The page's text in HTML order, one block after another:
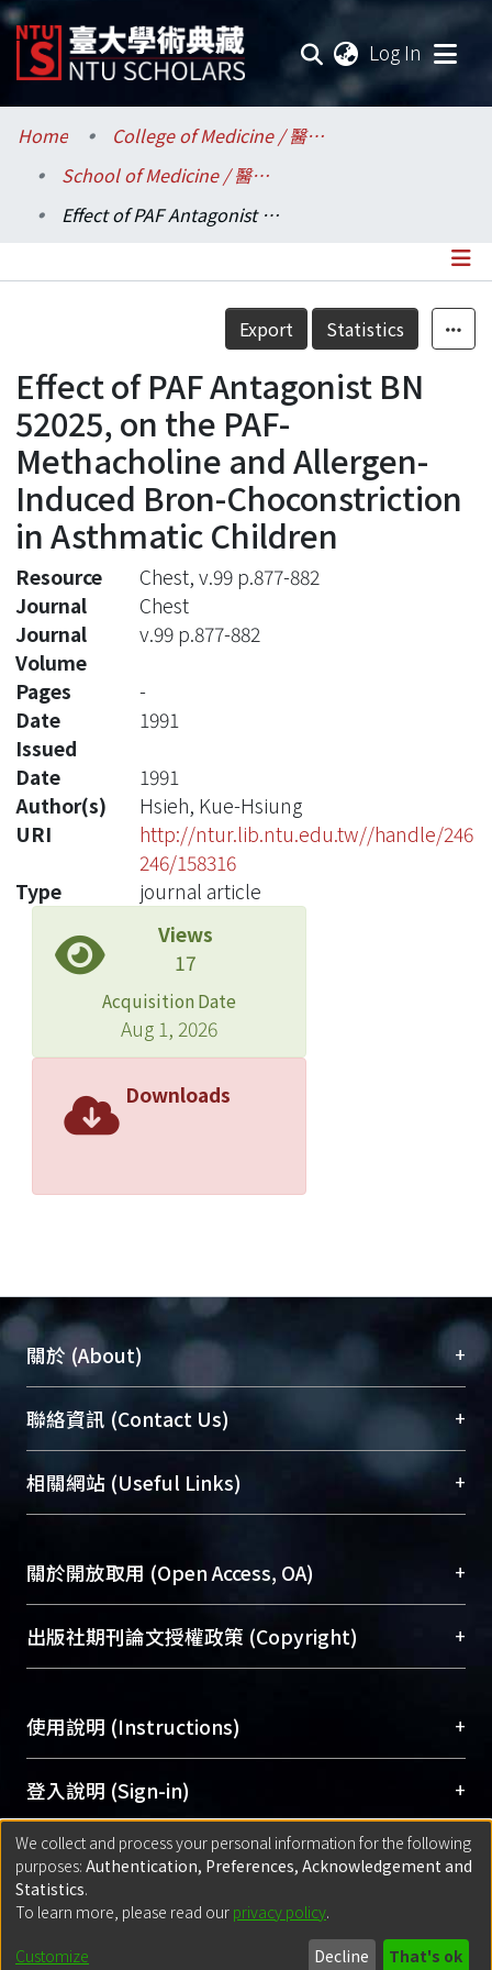
Log In
Communities & Collections
Research Outputs
Statistics
Home
College of Medicine / 醫學院
School of Medicine / 醫學系
Effect of PAF Antagonist BN 52025, on the PAF-Methacholine and Allergen-Induced Bron-Choconstriction in Asthmatic Children
Details
Export Statistics
Effect of PAF Antagonist BN
52025, on the PAF-
Methacholine and Allergen-
Induced Bron-Choconstriction
in Asthmatic Children
Resource
Chest, v.99 p.877-882
Journal
Chest
Journal
Volume
v.99 p.877-882
Pages
-
Date
Issued
1991
Date
1991
Author(s)
Hsieh, Kue-Hsiung
URI
http://ntur.lib.ntu.edu.tw//handle/246
246/158316
Type
journal article
Views
17
Acquisition Date
Aug 1, 2026
Downloads
關於 (About) +
臺大位居世界頂尖大學之列，為永久珍藏及向國際
展現本校豐碩的研究成果及學術能量，圖書館整合
機構典藏（NTUR）與學術庫（AH）不同功能平
台，成為臺大學術典藏NTU scholars。期能整合研
成果。
To permanently archive and promote researcher
profiles and scholarly works, Library integrates the
services of “NTU Repository” with “Academic
聯絡資訊 (Contact Us) +
總館學科館員(Main Library)
醫學圖書館學科館員(Medical Library)
Sciences Library)
相關網站 (Useful Links) +
關於開放取用 (Open Access, OA) +
開放取用是從使用者角度提升資訊取用性的社會運
動，應用在學術研究上是透過將研究著作公開供使
用逐年攀升。同時可加速研究發展、提升研究影響
Archive）平台。 （點選深入了解OA）
出版社期刊論文授權政策 (Copyright) +
含部分內容的版權非匯入者所有，或由第三方贊
助與合作完成，請確認該版權所有者及第三方同
意提供此授權。
Please represent that the submission is your
original work, and that you have the right to
grant the rights to upload.
若欲上傳已出版的全文電子檔，可使用
policy finder
網站查詢，以確認出版單位之版權
使用說明 (Instructions) +
網站簡介(Quickstart Guide)
使用手冊(Instruction Manual)
線上預約服務(Booking Service)
登入說明 (Sign-in) +
方案一：臺灣大學計算機中心帳號登入
(With C&INC Email Account)
方案二：ORCID帳號登入(With ORCID)
匯入著作 (Submission) +
方案一：定期更新ORCID者，以ID匯入
for identifier (ORCID))
Built withDSpace-CRIS software
- Extension maintained and optimized
We collect and process your personal information for the following
purposes: Authentication, Preferences, Acknowledgement and
Statistics.
To learn more, please read our privacy policy.
Customize Decline That's ok